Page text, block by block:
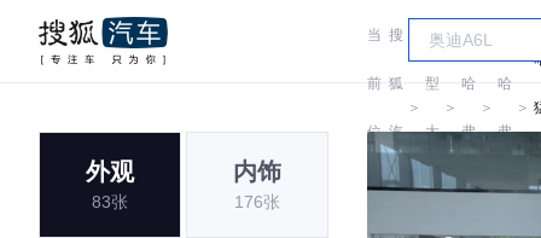
当
前
位
置:
搜
狐
汽
车
＞
车
型
大
＞
哈
弗
＞
哈
弗
＞
外观
83张
内饰
176张